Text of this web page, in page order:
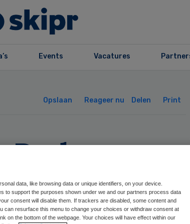
Events Vacatures
Opslaan Reageer nu Delen Print
Brabant
voorzitter
data, like browsing data or unique identifiers, on your device.
to support the purposes shown under we and our partners process data
consent will disable them. If trackers are disabled, some content and
can resurface this menu to change your choices or withdraw consent at
on the bottom of the webpage. Your choices will have effect within our